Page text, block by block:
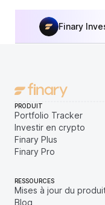
Finary
PRODUIT
Portfolio Tracker
Investir en crypto
Finary Plus
Finary Pro
RESSOURCES
Mises à jour du
Blog